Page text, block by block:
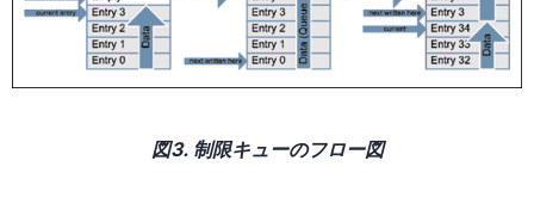
図3. 制限キューのフロー図